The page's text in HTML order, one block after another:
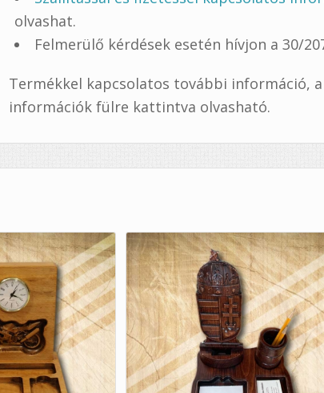
olvashat.
Felmerülő kérdések esetén hívjon a 30/
Termékkel kapcsolatos további információ,
információk fülre kattintva olvasható.